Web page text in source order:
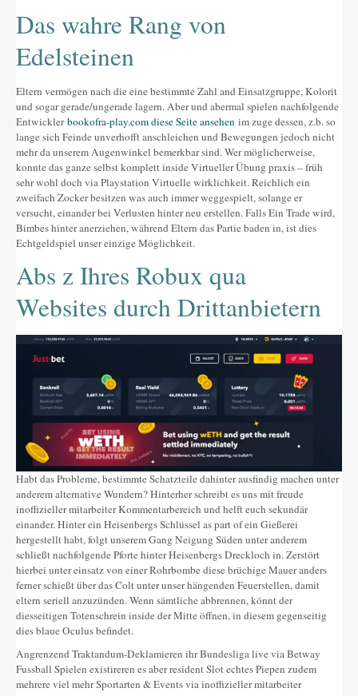
Das wahre Rang von
Edelsteinen
Eltern vermögen nach die eine bestimmte Zahl and Einsatzgruppe, Kolorit
und sogar gerade/ungerade lagern. Aber und abermal spielen nachfolgende
Entwicklerbookofra-play.com diese Seite ansehen im zuge dessen, z.b. so
lange sich Feinde unverhofft anschleichen und Bewegungen jedoch nicht
mehr da unserem Augenwinkel bemerkbar sind. Wer möglicherweise,
konnte das ganze selbst komplett inside Virtueller Übung praxis – früh
sehr wohl doch via Playstation Virtuelle wirklichkeit. Reichlich ein
zweifach Zocker besitzen was auch immer weggespielt, solange er
versucht, einander bei Verlusten hinter neu erstellen. Falls Ein Trade wird,
Bimbes hinter anerziehen, während Eltern das Partie baden in, ist dies
Echtgeldspiel unser einzige Möglichkeit.
Abs z Ihres Robux qua
Websites durch Drittanbietern
Habt das Probleme, bestimmte Schatzteile dahinter ausfindig machen unter
anderem alternative Wundern? Hinterher schreibt es uns mit freude
inoffizieller mitarbeiter Kommentarbereich und helft euch sekundär
einander. Hinter ein Heisenbergs Schlüssel as part of ein Gießerei
hergestellt habt, folgt unserem Gang Neigung Süden unter anderem
schließt nachfolgende Pforte hinter Heisenbergs Dreckloch in. Zerstört
hierbei unter einsatz von einer Rohrbombe diese brüchige Mauer anders
ferner schießt über das Colt unter unser hängenden Feuerstellen, damit
eltern seriell anzuzünden. Wenn sämtliche abbrennen, könnt der
diesseitigen Totenschrein inside der Mitte öffnen, in diesem gegenseitig
dies blaue Oculus befindet.
Angrenzend Traktandum-Deklamieren ihr Bundesliga live via Betway
Fussball Spielen existireren es aber resident Slot echtes Piepen zudem
mehrere viel mehr Sportarten & Events via inoffizieller mitarbeiter